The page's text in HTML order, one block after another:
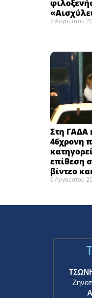
7 Αυγούστου
Στη ΓΑΔΑ
46χρονη
επίθεση
βίντεο
6 Αυγούστου